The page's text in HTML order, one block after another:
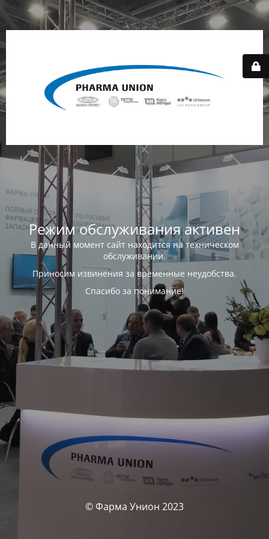
Режим обслуживания активен
В данный момент сайт находится на техническом
обслуживании.
Приносим извинения за временные неудобства.
Спасибо за понимание!
© Фарма Унион 2023